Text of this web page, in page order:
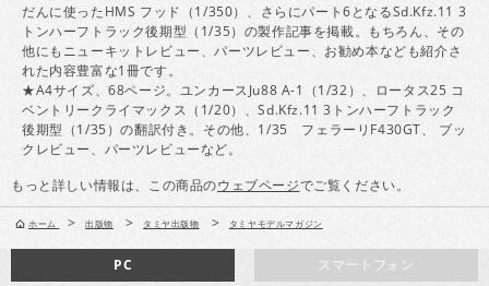
だんに使ったHMS フッド（1/350）、さらにパート6となるSd.Kfz.11 3
トンハーフトラック後期型（1/35）の製作記事を掲載。もちろん、その
他にもニューキットレビュー、パーツレビュー、お勧め本なども紹介さ
れた内容豊富な1冊です。
★A4サイズ、68ページ。ユンカースJu88 A-1（1/32）、ロータス25 コ
ベントリークライマックス（1/20）、Sd.Kfz.11 3トンハーフトラック
後期型（1/35）の翻訳付き。その他、1/35 フェラーリF430GT、 ブッ
クレビュー、パーツレビューなど。
もっと詳しい情報は、この商品のウェブページでご覧ください。
ホーム > 出版物 > タミヤ出版物 > タミヤモデルマガジン
スマートフォン
PC